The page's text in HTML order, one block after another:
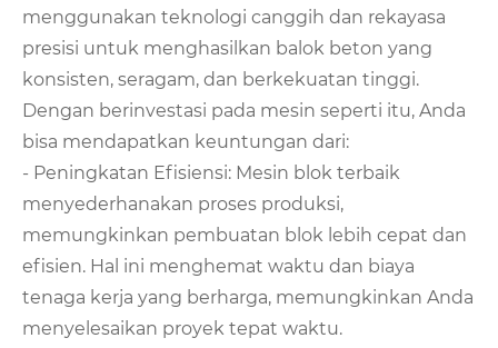
menggunakan teknologi canggih dan rekayasa
presisi untuk menghasilkan balok beton yang
konsisten, seragam, dan berkekuatan tinggi.
Dengan berinvestasi pada mesin seperti itu, Anda
bisa mendapatkan keuntungan dari:
- Peningkatan Efisiensi: Mesin blok terbaik
menyederhanakan proses produksi,
memungkinkan pembuatan blok lebih cepat dan
efisien. Hal ini menghemat waktu dan biaya
tenaga kerja yang berharga, memungkinkan Anda
menyelesaikan proyek tepat waktu.